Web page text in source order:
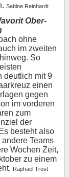
Sabine Reinhardt
Ober-
ohne
im zweiten
So
deutlich mit 9
einen
gegen
im vorderen
zum
der
besteht also
Teams
Wochen Zeit,
zu einem
Raphael Trost